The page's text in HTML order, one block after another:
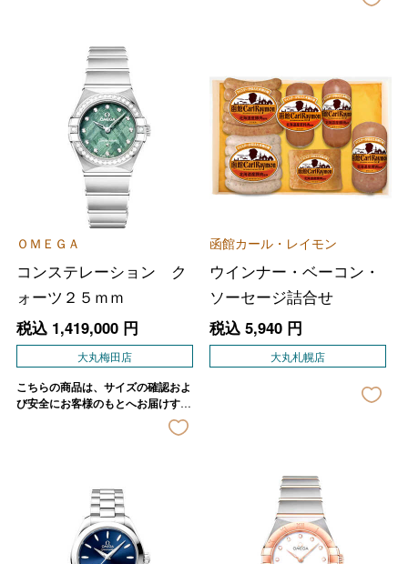
ＯＭＥＧＡ
コンステレーション ク
ォーツ２５ｍｍ
税込 1,419,000円
大丸梅田店
こちらの商品は、サイズの確認およ
び安全にお客様のもとへお届けする
ため、店舗よりご連絡させていただ
函館カール・レイモン
ウインナー・ベーコン・
ソーセージ詰合せ
税込 5,940円
大丸札幌店